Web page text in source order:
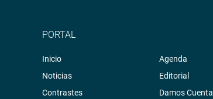
PORTAL
Inicio
Noticias
Contrastes
Agenda
Editorial
Damos Cuenta